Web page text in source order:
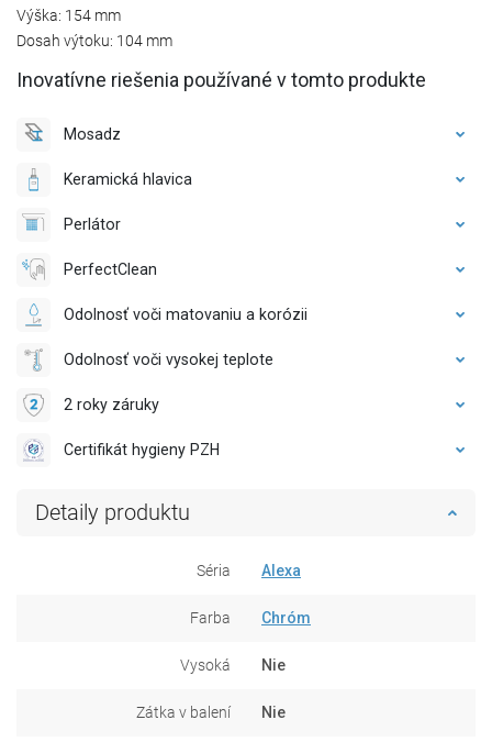
Výška: 154 mm
Dosah výtoku: 104 mm
Inovatívne riešenia používané v tomto produkte
Mosadz
Keramická hlavica
Perlátor
PerfectClean
Odolnosť voči matovaniu a korózii
Odolnosť voči vysokej teplote
2 roky záruky
Certifikát hygieny PZH
Detaily produktu
Séria Alexa
Farba Chróm
Vysoká Nie
Zátka v balení Nie